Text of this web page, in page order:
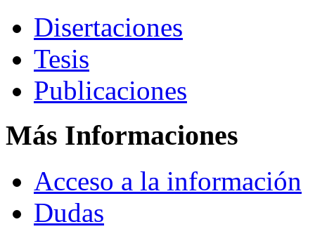
Disertaciones
Tesis
Publicaciones
Más Informaciones
Acceso a la información
Dudas